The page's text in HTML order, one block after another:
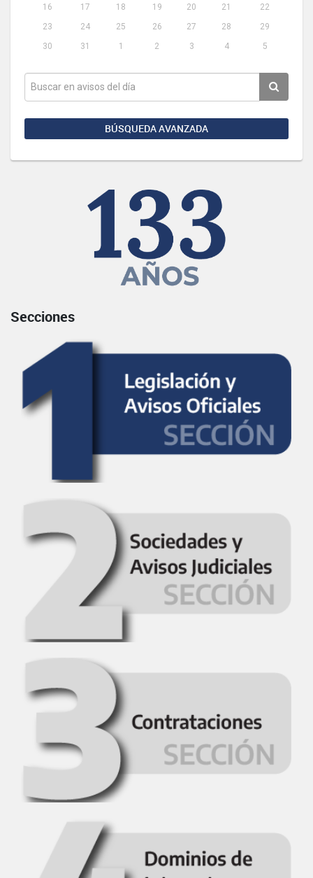
16
17 18 19 20 21
22
23
24 25 26 27 28
29
30
31 1 2 3 4 5
BÚSQUEDA AVANZADA
Secciones